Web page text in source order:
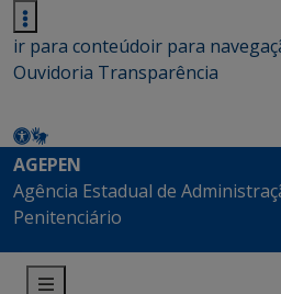
ir para conteúdoir para
Ouvidoria Transparência
AGEPEN
Agência Estadual de
Penitenciário